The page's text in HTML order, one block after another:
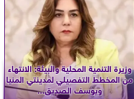
وزيرة التنمية المحلية والبيئة: الانتهاء
من المخطط التفصيلي لمدينتي المنيا
ويوسف الصديق...